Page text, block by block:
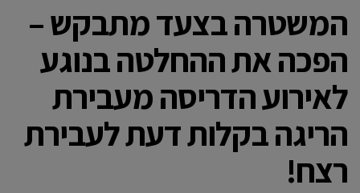
המשטרה בצעד מתבקש –
הפכה את ההחלטה בנוגע
לאירוע הדריסה מעבירת
הריגה בקלות דעת לעבירת
רצח!